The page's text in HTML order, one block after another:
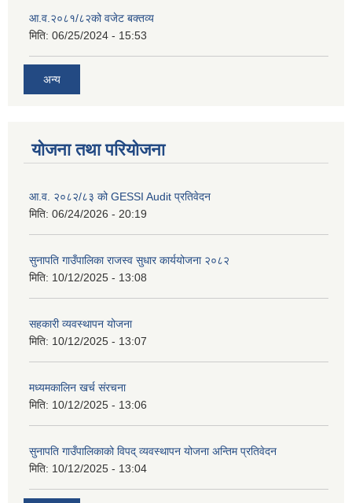
आ.व.२०८१/८२को वजेट बक्तव्य
मिति: 06/25/2024 - 15:53
अन्य
योजना तथा परियोजना
आ.व. २०८२/८३ को GESSI Audit प्रतिवेदन
मिति: 06/24/2026 - 20:19
सुनापति गाउँपालिका राजस्व सुधार कार्ययोजना २०८२
मिति: 10/12/2025 - 13:08
सहकारी व्यवस्थापन योजना
मिति: 10/12/2025 - 13:07
मध्यमकालिन खर्च संरचना
मिति: 10/12/2025 - 13:06
सुनापति गाउँपालिकाको विपद् व्यवस्थापन योजना अन्तिम प्रतिवेदन
मिति: 10/12/2025 - 13:04